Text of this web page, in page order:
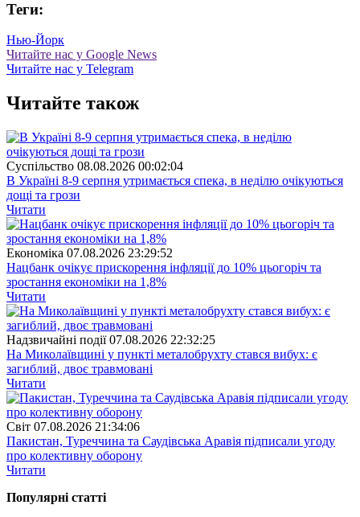
Теги:
Нью-Йорк
Читайте нас у Google News
Читайте нас у Telegram
Читайте також
Суспiльство 08.08.2026 00:02:04
В Україні 8-9 серпня утримається спека, в неділю очікуються
дощі та грози
Читати
Економіка 07.08.2026 23:29:52
Нацбанк очікує прискорення інфляції до 10% цьогоріч та
зростання економіки на 1,8%
Читати
Надзвичайні події 07.08.2026 22:32:25
На Миколаївщині у пункті металобрухту стався вибух: є
загиблий, двоє травмовані
Читати
Свiт 07.08.2026 21:34:06
Пакистан, Туреччина та Саудівська Аравія підписали угоду
про колективну оборону
Читати
Популярнi статтi